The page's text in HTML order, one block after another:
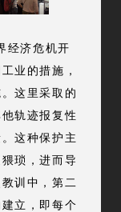
经济危机开
业的措施，
这里采取的
轨迹报复性
这种保护主
琐，进而导
训中，第二
立，即每个